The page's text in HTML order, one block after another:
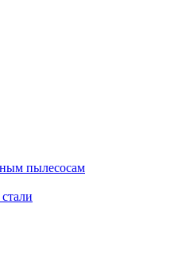
пылесосам